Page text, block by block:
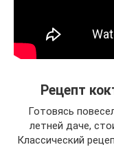
Рецепт
Готовясь
летней даче,
Классический